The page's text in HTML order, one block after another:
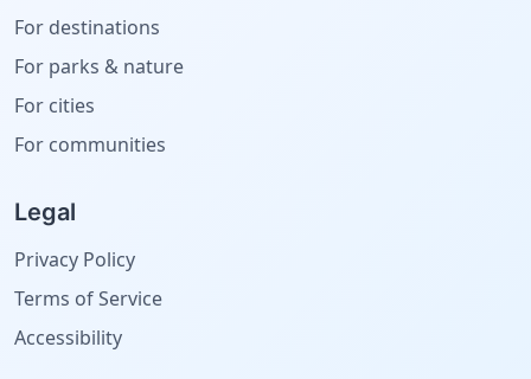
For destinations
For parks & nature
For cities
For communities
Legal
Privacy Policy
Terms of Service
Accessibility